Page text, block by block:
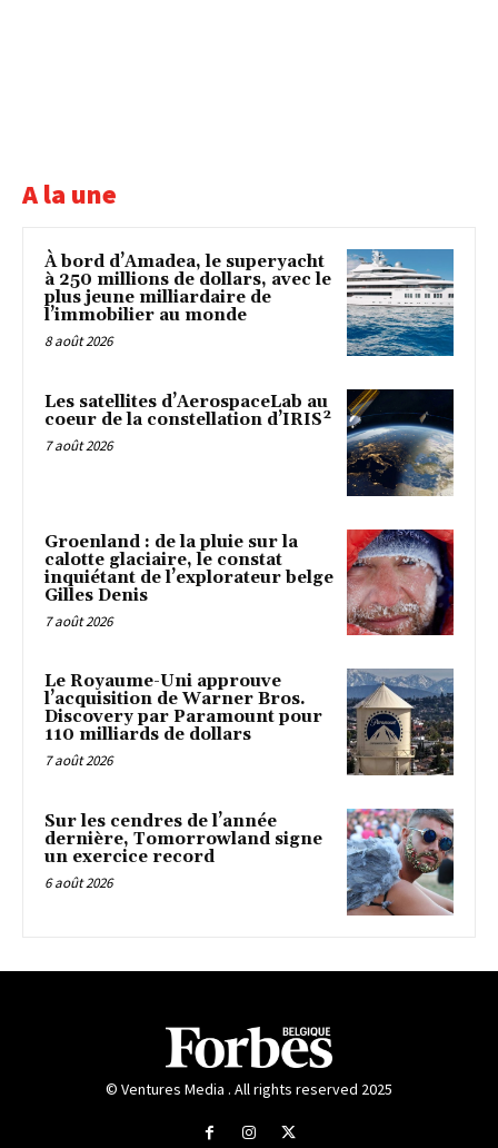
A la une
À bord d’Amadea, le superyacht
à 250 millions de dollars, avec le
plus jeune milliardaire de
l’immobilier au monde
8 août 2026
Les satellites d’AerospaceLab au
coeur de la constellation d’IRIS²
7 août 2026
Groenland : de la pluie sur la
calotte glaciaire, le constat
inquiétant de l’explorateur belge
Gilles Denis
7 août 2026
Le Royaume-Uni approuve
l’acquisition de Warner Bros.
Discovery par Paramount pour
110 milliards de dollars
7 août 2026
Sur les cendres de l’année
dernière, Tomorrowland signe
un exercice record
6 août 2026
© Ventures Media . All rights reserved 2025